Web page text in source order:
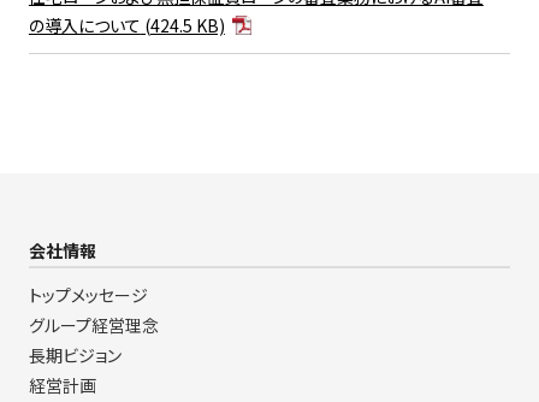
の導入について (424.5 KB)
会社情報
トップメッセージ
グループ経営理念
長期ビジョン
経営計画